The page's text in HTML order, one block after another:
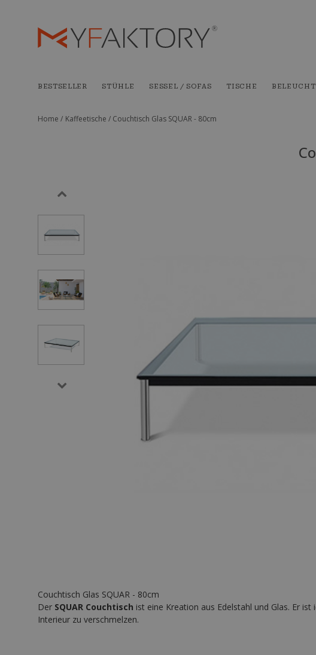
BESTSELLER STÜHLE SESSEL / SOFAS TISCHE
Home / Kaffeetische / Couchtisch Glas SQUAR - 80cm
Couchtisch Glas SQUAR - 80cm
Der SQUAR Couchtisch ist eine Kreation aus Edelstahl und Glas. Er
Interieur zu verschmelzen.